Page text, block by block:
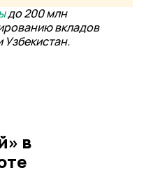
до 200 млн
вкладов
Узбекистан.
в